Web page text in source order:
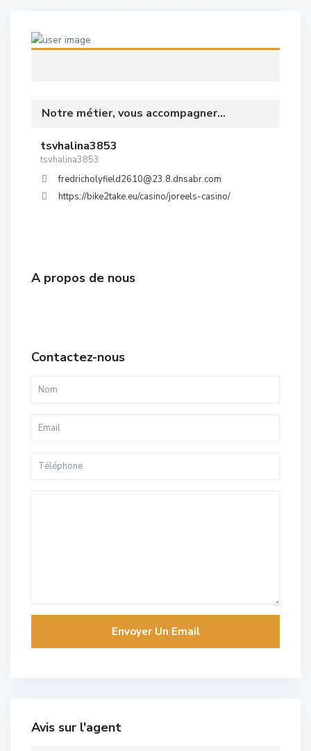
Notre métier, vous accompagner...
tsvhalina3853
tsvhalina3853
fredricholyfield2610@23.8.dnsabr.com
https://bike2take.eu/casino/joreels-casino/
A propos de nous
Contactez-nous
Avis sur l'agent